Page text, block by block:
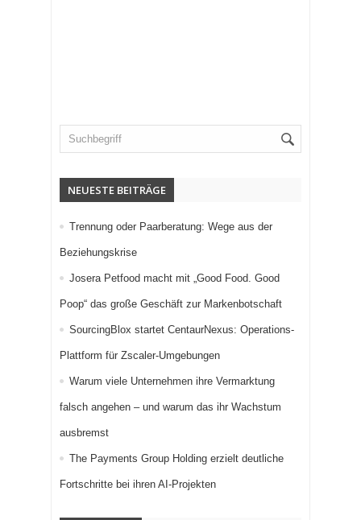
NEUESTE BEITRÄGE
Trennung oder Paarberatung: Wege aus der
Beziehungskrise
Josera Petfood macht mit „Good Food. Good
Poop“ das große Geschäft zur Markenbotschaft
SourcingBlox startet CentaurNexus: Operations-
Plattform für Zscaler-Umgebungen
Warum viele Unternehmen ihre Vermarktung
falsch angehen – und warum das ihr Wachstum
ausbremst
The Payments Group Holding erzielt deutliche
Fortschritte bei ihren AI-Projekten